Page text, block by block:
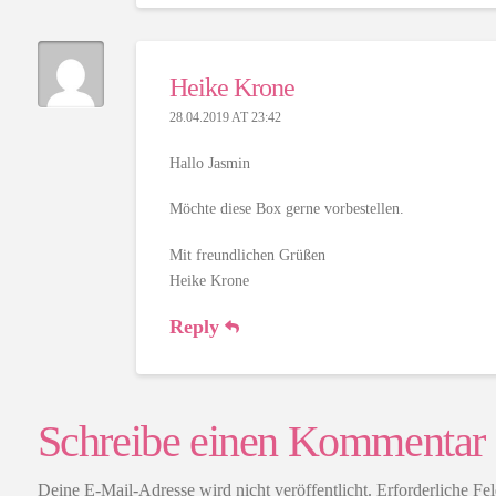
Heike Krone
28.04.2019 AT 23:42
Hallo Jasmin
Möchte diese Box gerne vorbestellen.
Mit freundlichen Grüßen
Heike Krone
Reply
Schreibe einen Kommentar
Deine E-Mail-Adresse wird nicht veröffentlicht. Erforderliche